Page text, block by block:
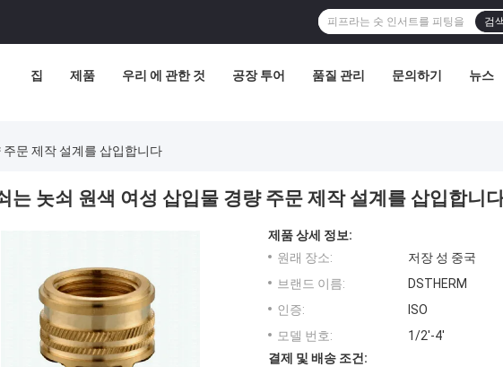
검
집 제품 우리 에 관한 것 공장 투어 품질 관리 문의하기 뉴스
문 제작 설계를 삽입합니다
는 놋쇠 원색 여성 삽입물 경량 주문 제작 설계를 삽입합니
제품 상세 정보:
원래 장소:
저장 성 중국
브랜드 이름:
DSTHERM
인증:
ISO
모델 번호:
1/2'-4'
결제 및 배송 조건: